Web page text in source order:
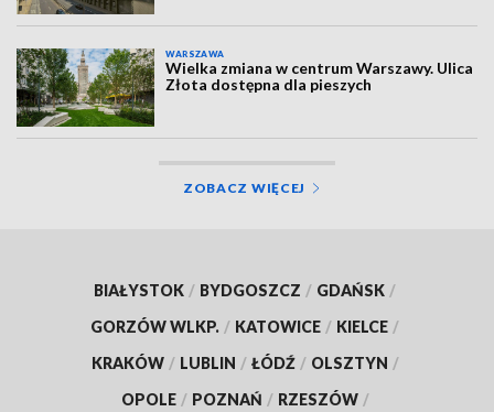
WARSZAWA
Wielka zmiana w centrum Warszawy. Ulica
Złota dostępna dla pieszych
ZOBACZ WIĘCEJ
BIAŁYSTOK / BYDGOSZCZ / GDAŃSK /
GORZÓW WLKP. / KATOWICE / KIELCE /
KRAKÓW / LUBLIN / ŁÓDŹ / OLSZTYN /
OPOLE / POZNAŃ / RZESZÓW /